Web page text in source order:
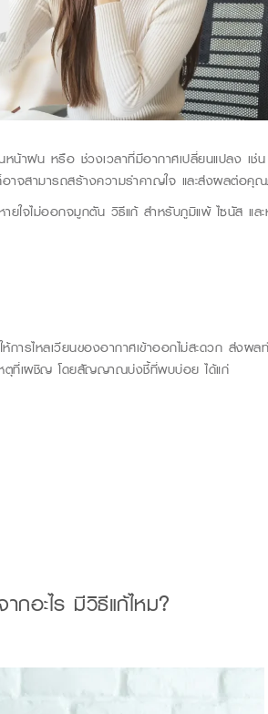
น้าฝน หรือ ช่วงเวลาที่มีอากาศเปลี่ยนแปลง เช่น
อาจสามารถสร้างความรำคาญใจ และส่งผลต่อคุ
ใจไม่ออกจมูกตัน วิธีแก้ สำหรับภูมิแพ้ ไซนัส แล
ารไหลเวียนของอากาศเข้าออกไม่สะดวก ส่งผล
ตุที่เผชิญโดยสัญญาณบ่งชี้ที่พบบ่อย ได้แก่
ากอะไร มีวิธีแก้ไหม?